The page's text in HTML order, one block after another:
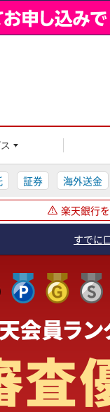
証券 海外送金
楽天銀行
すでに